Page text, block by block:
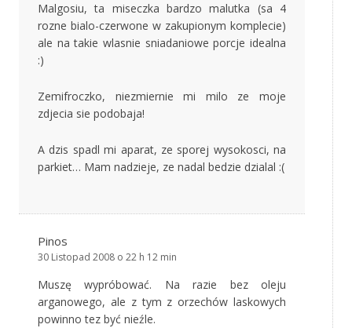
Malgosiu, ta miseczka bardzo malutka (sa 4
rozne bialo-czerwone w zakupionym komplecie)
ale na takie wlasnie sniadaniowe porcje idealna
:)
Zemifroczko, niezmiernie mi milo ze moje
zdjecia sie podobaja!
A dzis spadl mi aparat, ze sporej wysokosci, na
parkiet… Mam nadzieje, ze nadal bedzie dzialal :(
Pinos
30 Listopad 2008 o 22 h 12 min
Muszę wypróbować. Na razie bez oleju
arganowego, ale z tym z orzechów laskowych
powinno tez być nieźle.